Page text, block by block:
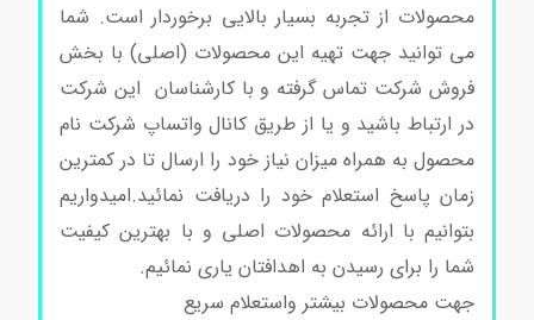
محصولات از تجربه بسیار بالایی برخوردار است. شما
می توانید جهت تهیه این محصولات (اصلی) با بخش
فروش شرکت تماس گرفته و با کارشناسان این شرکت
در ارتباط باشید و یا از طریق کانال واتساپ شرکت نام
محصول به همراه میزان نیاز خود را ارسال تا در کمترین
زمان پاسخ استعلام خود را دریافت نمائید.امیدواریم
بتوانیم با ارائه محصولات اصلی و با بهترین کیفیت
شما را برای رسیدن به اهدافتان یاری نمائیم.
جهت محصولات بیشتر واستعلام سریع